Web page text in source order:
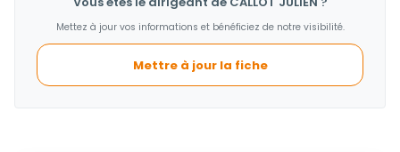
Mettez à jour vos informations et bénéficiez de notre visibilité.
Mettre à jour la fiche